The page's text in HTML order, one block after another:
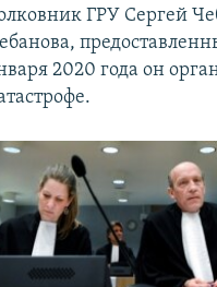
ГРУ Сергей
2020 года он